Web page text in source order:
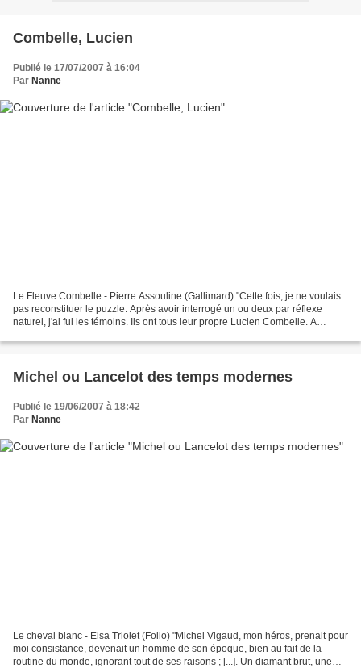
Combelle, Lucien
Publié le 17/07/2007 à 16:04
Par Nanne
Le Fleuve Combelle - Pierre Assouline (Gallimard) "Cette fois, je ne voulais
pas reconstituer le puzzle. Après avoir interrogé un ou deux par réflexe
naturel, j'ai fui les témoins. Ils ont tous leur propre Lucien Combelle. A
Michel ou Lancelot des temps modernes
Publié le 19/06/2007 à 18:42
Par Nanne
Le cheval blanc - Elsa Triolet (Folio) "Michel Vigaud, mon héros, prenait pour
moi consistance, devenait un homme de son époque, bien au fait de la
routine du monde, ignorant tout de ses raisons ; [...]. Un diamant brut, une